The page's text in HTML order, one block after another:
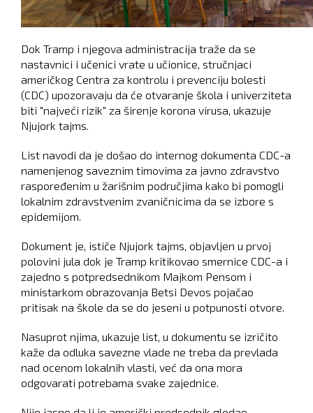
Dok Tramp i njegova administracija traže da se
nastavnici i učenici vrate u učionice, stručnjaci
američkog Centra za kontrolu i prevenciju bolesti
(CDC) upozoravaju da će otvaranje škola i univerziteta
biti "najveći rizik" za širenje korona virusa, ukazuje
Njujork tajms.
List navodi da je došao do internog dokumenta CDC-a
namenjenog saveznim timovima za javno zdravstvo
raspoređenim u žarišnim područjima kako bi pomogli
lokalnim zdravstvenim zvaničnicima da se izbore s
epidemijom.
Dokument je, ističe Njujork tajms, objavljen u prvoj
polovini jula dok je Tramp kritikovao smernice CDC-a i
zajedno s potpredsednikom Majkom Pensom i
ministarkom obrazovanja Betsi Devos pojačao
pritisak na škole da se do jeseni u potpunosti otvore.
Nasuprot njima, ukazuje list, u dokumentu se izričito
kaže da odluka savezne vlade ne treba da prevlada
nad ocenom lokalnih vlasti, već da ona mora
odgovarati potrebama svake zajednice.